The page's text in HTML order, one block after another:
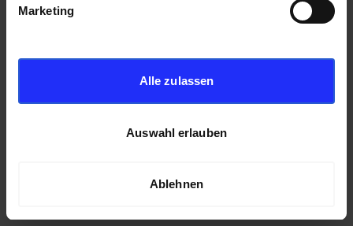
Marketing
Alle zulassen
Auswahl erlauben
Ablehnen